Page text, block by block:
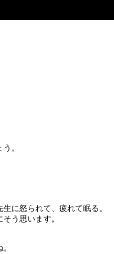
。
に怒られて、疲れて眠る。
う思います。